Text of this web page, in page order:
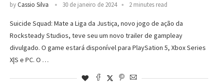
byCassio Silva 30 de janeiro de 2024 2 minutes read
Suicide Squad: Mate a Liga da Justiça, novo jogo de ação da
Rocksteady Studios, teve seu um novo trailer de gampleay
divulgado. O game estará disponível para PlaySation 5, Xbox Series
X|S e PC. O …